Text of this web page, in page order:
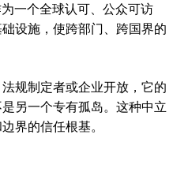
一个全球认可、公众可访
设施，使跨部门、跨国界的
规制定者或企业开放，它的
另一个专有孤岛。这种中立
界的信任根基。